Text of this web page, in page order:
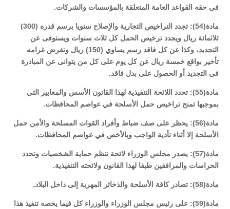
في حقه القواعد العامة المتعلقة بالمؤسسات والشركات.
مادة(54): تجدد التراخيص التجارية والإصلاح سنويا برسم قدره (300)
ثلاثمائة ريال ويجدد ترخيص الحمل كل ثلاث سنوات ويستوفى عن
التجديد، وكذا عن كل فاقد رسم يساوي (150) ريال وتفرض غرامه
تأخير بواقع خمسة ريال عن كل يوم على كل من يتوانى عن المبادرة
في التجديد أو الحصول على بدل فاقد.
مادة(55): تحدد اللائحة التنفيذية لهذا القانون الأسس والمعايير التي
بموجبها تمنح تراخيص حمل الأسلحة في عواصم المحافظات.
مادة(56): يحظر على صف ضباط وأفراد القوات المسلحة والأمن حمل
الأسلحة إلا أثناء تأدية الواجب وبالأخص في عواصم المحافظات.
مادة(57): يصدر مجلس الوزراء لائحة تنظم حماية الشخصيات وتحدد
الحراسات والمرافقين طبقا لهذا القانون ولائحته التنفيذية.
مادة(58): تصادر كافة الأسلحة والذخائر المهربة إلى داخل البلاد.
مادة(59): على رئيس مجلس الوزراء والوزراء كل فيما يخصه تنفيذ هذا